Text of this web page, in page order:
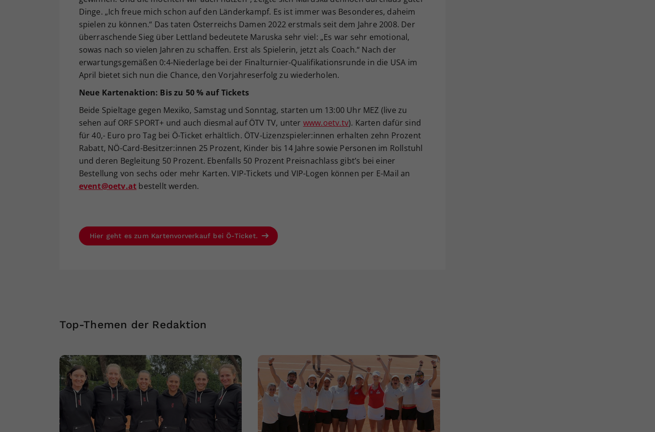
Dinge. „Ich freue mich schon auf den Länderkampf. Es ist immer was Besonderes, daheim
spielen zu können.“ Das taten Österreichs Damen 2022 erstmals seit dem Jahre 2008. Der
überraschende Sieg über Lettland bedeutete Maruska sehr viel: „Es war sehr emotional,
sowas nach so vielen Jahren zu schaffen. Erst als Spielerin, jetzt als Coach.“ Nach der
erwartungsgemäßen 0:4-Niederlage bei der Finalturnier-Qualifikationsrunde in die USA im
April bietet sich nun die Chance, den Vorjahreserfolg zu wiederholen.
Neue Kartenaktion: Bis zu 50 % auf Tickets
Beide Spieltage gegen Mexiko, Samstag und Sonntag, starten um 13:00 Uhr MEZ (live zu
sehen auf ORF SPORT+ und auch diesmal auf ÖTV TV, unter www.oetv.tv). Karten dafür sind
für 40,- Euro pro Tag bei Ö-Ticket erhältlich. ÖTV-Lizenzspieler:innen erhalten zehn Prozent
Rabatt, NÖ-Card-Besitzer:innen 25 Prozent, Kinder bis 14 Jahre sowie Personen im Rollstuhl
und deren Begleitung 50 Prozent. Ebenfalls 50 Prozent Preisnachlass gibt’s bei einer
Bestellung von sechs oder mehr Karten. VIP-Tickets und VIP-Logen können per E-Mail an
event@oetv.at bestellt werden.
Hier geht es zum Kartenvorverkauf bei Ö-Ticket.
Top-Themen der Redaktion